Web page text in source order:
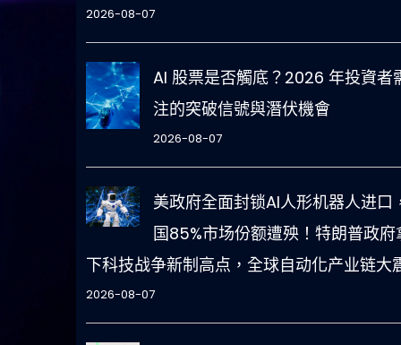
2026-08-07
AI 股票是否觸底？2026 年投資者
注的突破信號與潛伏機會
2026-08-07
美政府全面封锁AI人形机器人进口
国85%市场份额遭殃！特朗普政府
下科技战争新制高点，全球自动化产业链大
2026-08-07